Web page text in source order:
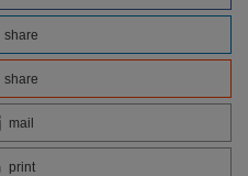
share
share
mail
print